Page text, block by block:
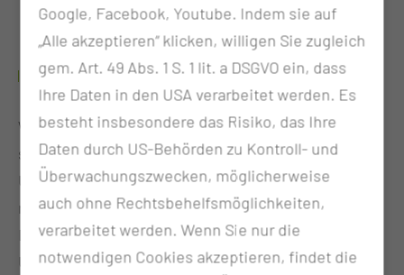
AUF NACH COTTBUS.
Wir sind Brandenburgs größtes Krankenhaus. Wir
sind Maximalversorger. Wir sind auf dem Weg zum
Uniklinikum. Wir bieten spannende Aufgabenfelder
nicht nur im medizinischen Bereich. Ob
Digitalisierung, Logistik oder in der Verwaltung.
Und suchen kluge Köpfe mit zukunftsweisenden
Google, Facebook, Youtube. Indem sie auf
„Alle akzeptieren“ klicken, willigen Sie zugleich
gem. Art. 49 Abs. 1 S. 1 lit. a DSGVO ein, dass
Ihre Daten in den USA verarbeitet werden. Es
besteht insbesondere das Risiko, das Ihre
Daten durch US-Behörden zu Kontroll- und
Überwachungszwecken, möglicherweise
auch ohne Rechtsbehelfsmöglichkeiten,
verarbeitet werden. Wenn Sie nur die
notwendigen Cookies akzeptieren, findet die